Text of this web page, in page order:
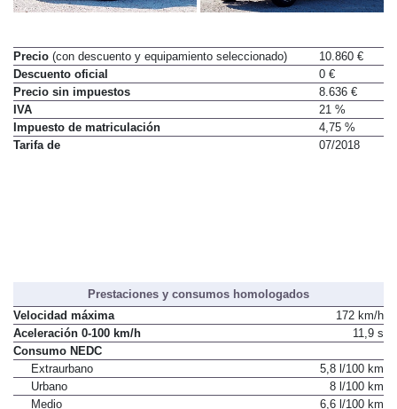
Precio (con descuento y equipamiento seleccionado)
10.860 €
Descuento oficial
0 €
Precio sin impuestos
8.636 €
IVA
21 %
Impuesto de matriculación
4,75 %
Tarifa de
07/2018
Prestaciones y consumos homologados
Velocidad máxima
172 km/h
Aceleración 0-100 km/h
11,9 s
Consumo NEDC
Extraurbano
5,8 l/100 km
Urbano
8 l/100 km
Medio
6,6 l/100 km